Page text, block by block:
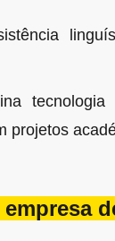
tecnologia
projetos